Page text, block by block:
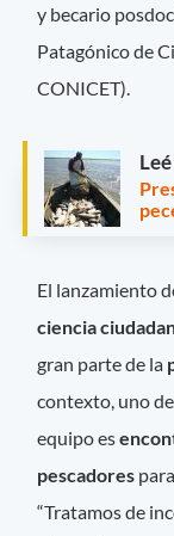
y becario
Patagónico de
CONICET).
El lanzamiento
ciencia
gran parte de la
contexto, uno
equipo es
pescadores
“Tratamos de